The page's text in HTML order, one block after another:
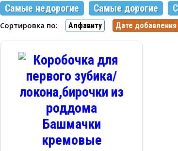
Самые недорогие Самые дорогие
Сортировка по: Алфавиту Дате добавления